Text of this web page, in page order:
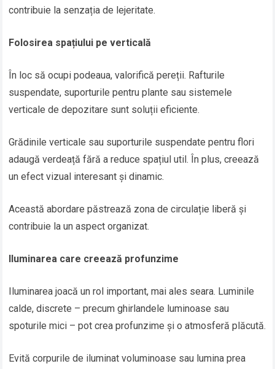
contribuie la senzația de lejeritate.
Folosirea spațiului pe verticală
În loc să ocupi podeaua, valorifică pereții. Rafturile
suspendate, suporturile pentru plante sau sistemele
verticale de depozitare sunt soluții eficiente.
Grădinile verticale sau suporturile suspendate pentru flori
adaugă verdeață fără a reduce spațiul util. În plus, creează
un efect vizual interesant și dinamic.
Această abordare păstrează zona de circulație liberă și
contribuie la un aspect organizat.
Iluminarea care creează profunzime
Iluminarea joacă un rol important, mai ales seara. Luminile
calde, discrete – precum ghirlandele luminoase sau
spoturile mici – pot crea profunzime și o atmosferă plăcută.
Evită corpurile de iluminat voluminoase sau lumina prea